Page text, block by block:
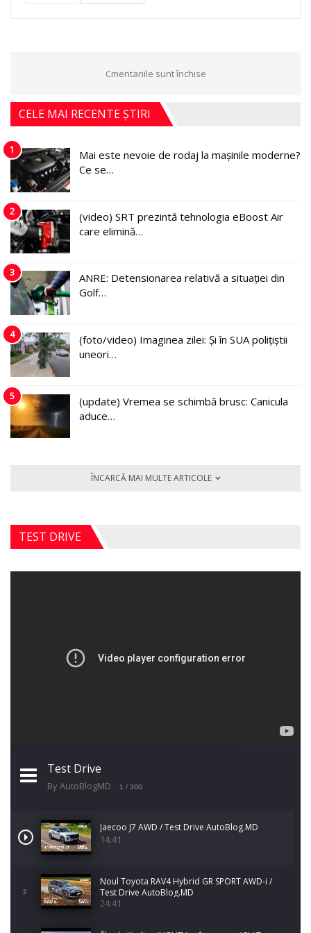
Cmentariile sunt închise
CELE MAI RECENTE ȘTIRI
1
Mai este nevoie de rodaj la mașinile moderne?
Ce se…
2
(video) SRT prezintă tehnologia eBoost Air
care elimină…
3
ANRE: Detensionarea relativă a situației din
Golf…
4
(foto/video) Imaginea zilei: Și în SUA polițiștii
uneori…
5
(update) Vremea se schimbă brusc: Canicula
aduce…
ÎNCARCĂ MAI MULTE ARTICOLE
TEST DRIVE
Test Drive
By AutoBlogMD 1 / 300
Jaecoo J7 AWD / Test Drive AutoBlog.MD
14:41
2
Noul Toyota RAV4 Hybrid GR SPORT AWD-i /
Test Drive AutoBlog.MD
24:41